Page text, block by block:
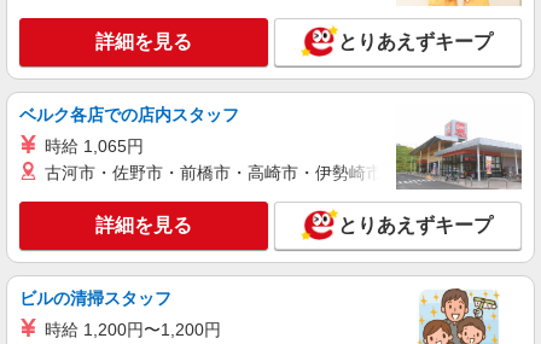
い金10万円支給(規定有) お友達を紹介頂くと, イン
センティブ支給(規定有) ★月2回払い・週払い可能
（規程有）★ ゜・。○。・゜+゜・。○。・゜+゜
広島県広島市安佐南区
キープ 詳細を見る
派遣社員
株式会社シエロ
スマホ携帯販売【ワイモバイル】
時給1400円〜1450円（経験・能力による） ※
残業代支給 ★交通費別途支給（規定あり） ゜
+゜・。○。・゜+゜・。○。・゜+゜ 入社祝い金10
万円支給(規定有) お友達を紹介頂くと, インセンテ
ィブ支給(規定有) ★月2回払い・週払い可能（規程
有）★ ゜・。○。・゜+゜・。○。・゜+゜
広島県広島市安佐南区の商業施設
詳細を見る
詳細を見る とりあえずキープ
ベルク各店での店内スタッフ
時給 1,065円
古河市・佐野市・前橋市・高崎市・伊勢崎市・太田市・館林市
詳細を見る とりあえずキープ
ビルの清掃スタッフ
時給 1,200円〜1,200円